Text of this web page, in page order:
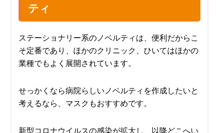
ティ
ステーショナリー系のノベルティは、便利だからこ
そ定番であり、ほかのクリニック、ひいてはほかの
業種でもよく展開されています。
せっかくなら病院らしいノベルティを作成したいと
考えるなら、マスクもおすすめです。
新型コロナウイルスの感染が拡大し、以降どこへい